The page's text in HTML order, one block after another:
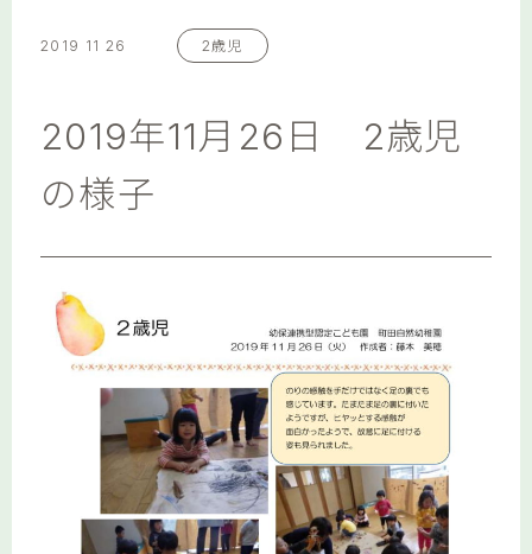
2019 11 26 2歳児
2019年11月26日 2歳児
の様子